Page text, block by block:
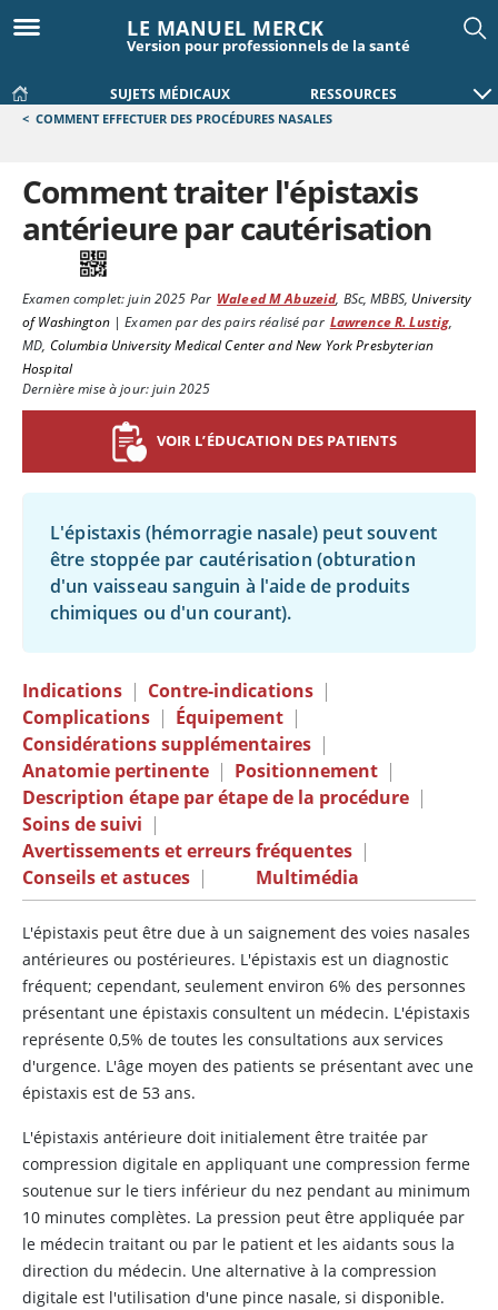
LE MANUEL MERCK
Version pour professionnels de la santé
SUJETS MÉDICAUX RESSOURCES
< COMMENT EFFECTUER DES PROCÉDURES NASALES
Comment traiter l'épistaxis
antérieure par cautérisation
Examen complet:juin 2025 Par Waleed M Abuzeid, BSc, MBBS, University
of Washington|Examen par des pairs réalisé par Lawrence R. Lustig,
MD, Columbia University Medical Center and New York Presbyterian
Hospital
Dernière mise à jour: juin 2025
VOIR L’ÉDUCATION DES PATIENTS
L'épistaxis (hémorragie nasale) peut souvent
être stoppée par cautérisation (obturation
d'un vaisseau sanguin à l'aide de produits
chimiques ou d'un courant).
Indications | Contre-indications |
Complications | Équipement |
Considérations supplémentaires |
Anatomie pertinente | Positionnement |
Description étape par étape de la procédure |
Soins de suivi |
Avertissements et erreurs fréquentes |
Conseils et astuces | Multimédia
L'épistaxis peut être due à un saignement des voies nasales
antérieures ou postérieures. L'épistaxis est un diagnostic
fréquent; cependant, seulement environ 6% des personnes
présentant une épistaxis consultent un médecin. L'épistaxis
représente 0,5% de toutes les consultations aux services
d'urgence. L'âge moyen des patients se présentant avec une
épistaxis est de 53 ans.
L'épistaxis antérieure doit initialement être traitée par
compression digitale en appliquant une compression ferme
soutenue sur le tiers inférieur du nez pendant au minimum
10 minutes complètes. La pression peut être appliquée par
le médecin traitant ou par le patient et les aidants sous la
direction du médecin. Une alternative à la compression
digitale est l'utilisation d'une pince nasale, si disponible.